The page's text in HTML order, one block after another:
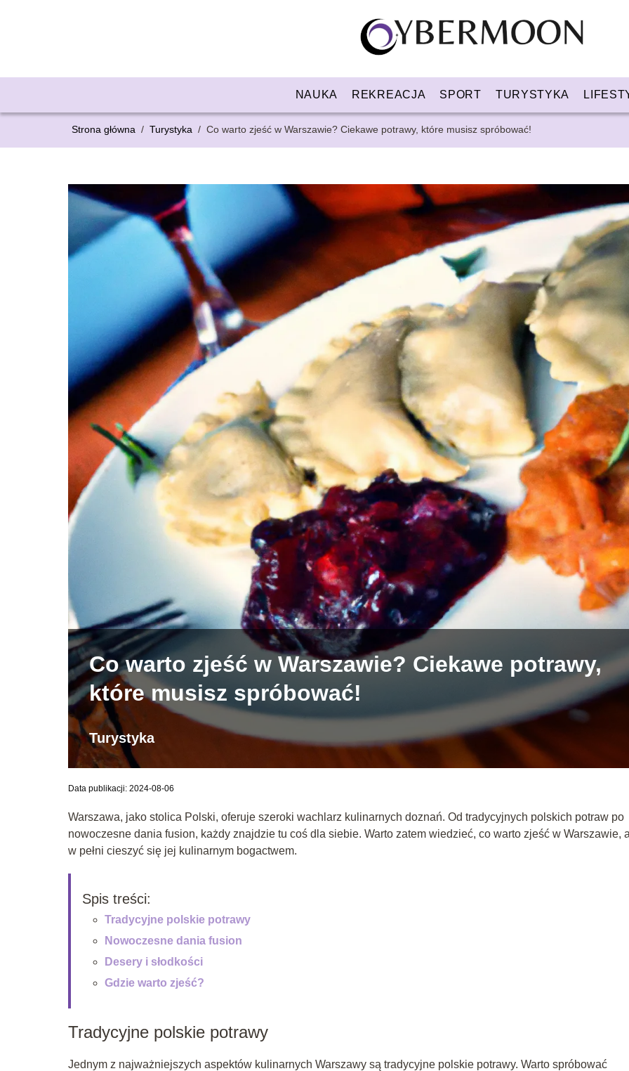
NAUKA REKREACJA SPORT TURYSTYKA
Strona główna / Turystyka / Co warto zjeść w Warszawie? Ciekawe potrawy, które musisz spróbować!
Co warto zjeść w Warszawie? Ciekawe potrawy,
które musisz spróbować!
Turystyka
Data publikacji: 2024-08-06
Warszawa, jako stolica Polski, oferuje szeroki wachlarz kulinarnych doznań. Od tradycyjnych polskich potraw po
nowoczesne dania fusion, każdy znajdzie tu coś dla siebie. Warto zatem wiedzieć, co warto zjeść w Warszawie,
w pełni cieszyć się jej kulinarnym bogactwem.
Spis treści:
Tradycyjne polskie potrawy
Nowoczesne dania fusion
Desery i słodkości
Gdzie warto zjeść?
Tradycyjne polskie potrawy
Jednym z najważniejszych aspektów kulinarnych Warszawy są tradycyjne polskie potrawy. Warto spróbować